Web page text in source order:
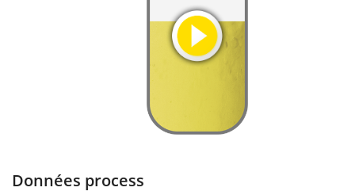
Données process